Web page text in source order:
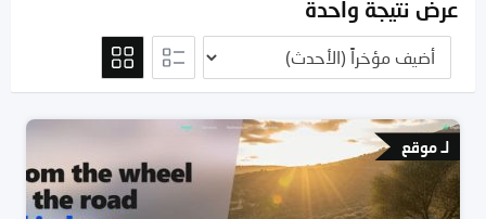
عرض نتيجة واحدة
لـ موقع